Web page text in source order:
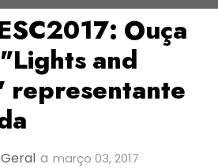
Ouça
and
representante
a março 03, 2017